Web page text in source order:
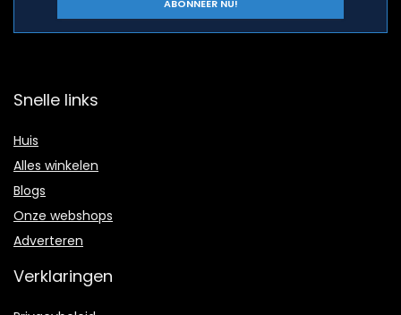
Snelle links
Huis
Alles winkelen
Blogs
Onze webshops
Adverteren
Verklaringen